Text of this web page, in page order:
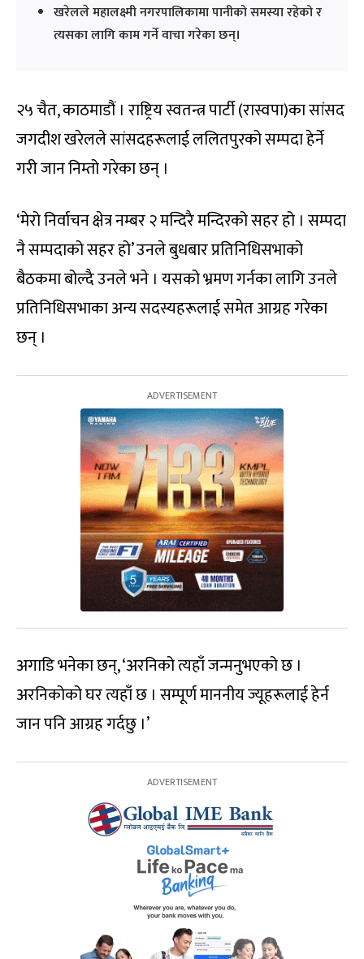
खरेलले महालक्ष्मी नगरपालिकामा पानीको समस्या रहेको र
त्यसका लागि काम गर्ने वाचा गरेका छन्।
२५ चैत, काठमाडौं । राष्ट्रिय स्वतन्त्र पार्टी (रास्वपा)का सांसद
जगदीश खरेलले सांसदहरूलाई ललितपुरको सम्पदा हेर्ने
गरी जान निम्तो गरेका छन् ।
‘मेरो निर्वाचन क्षेत्र नम्बर २ मन्दिरै मन्दिरको सहर हो । सम्पदा
नै सम्पदाको सहर हो’ उनले बुधबार प्रतिनिधिसभाको
बैठकमा बोल्दै उनले भने । यसको भ्रमण गर्नका लागि उनले
प्रतिनिधिसभाका अन्य सदस्यहरूलाई समेत आग्रह गरेका
छन् ।
अगाडि भनेका छन्, ‘अरनिको त्यहाँ जन्मनुभएको छ ।
अरनिकोको घर त्यहाँ छ । सम्पूर्ण माननीय ज्यूहरूलाई हेर्न
जान पनि आग्रह गर्दछु ।’